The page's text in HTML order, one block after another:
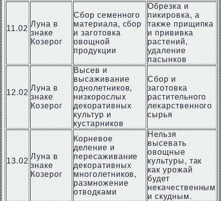
11.02
Луна в
знаке
Козерог
Сбор семенного
материала, сбор
и заготовка
овощной
продукции
Обрезка и
пикировка, а
также прищипка
и прививка
растений,
удаление
пасынков
12.02
Луна в
знаке
Козерог
Высев и
высаживание
однолетников,
низкорослых
декоративных
культур и
кустарников
Сбор и
заготовка
растительного
лекарственного
сырья
13.02
Луна в
знаке
Козерог
Корневое
деление и
пересаживание
декоративных
многолетников,
размножение
отводками
Нельзя
высевать
овощные
культуры, так
как урожай
будет
некачественным
и скудным.